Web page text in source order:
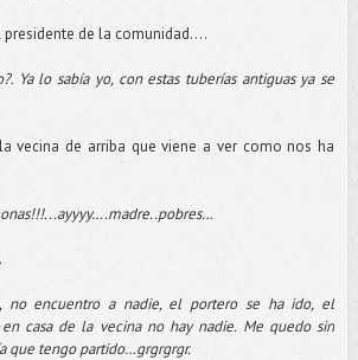
presidente de la comunidad….
Ya lo sabía yo, con estas tuberías antiguas ya se
vecina de arriba que viene a ver como nos ha
no encuentro a nadie, el portero se ha ido, el
casa de la vecina no hay nadie. Me quedo sin
que tengo partido…grgrgrgr.